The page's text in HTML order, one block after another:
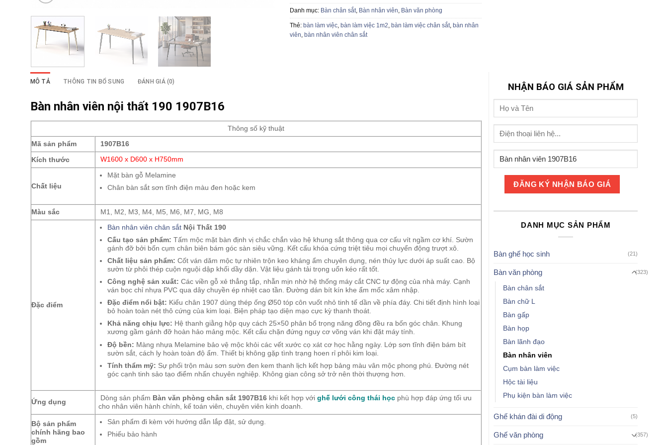
Danh mục: Bàn chân sắt, Bàn nhân viên, Bàn văn phòng
Thẻ: bàn làm việc, bàn làm việc 1m2, bàn làm việc chân sắt, bàn nhân
viên, bàn nhân viên chân sắt
MÔ TẢ THÔNG TIN BỔ SUNG ĐÁNH GIÁ (0)
Bàn nhân viên nội thất 190 1907B16
Thông số kỹ thuật
Mã sản phẩm 1907B16
Kích thước W1600 x D600 x H750mm
Chất liệu
Mặt bàn gỗ Melamine
Chân bàn sắt sơn tĩnh điện màu đen hoặc kem
Màu sắc M1, M2, M3, M4, M5, M6, M7, MG, M8
Đặc điểm
Bàn nhân viên chân sắt Nội Thất 190
Cấu tạo sản phẩm: Tấm mộc mặt bàn định vị chắc chắn vào hệ khung sắt thông qua cơ cấu vít ngầm cơ khí. Sườn
gánh đỡ bởi bốn cụm chân biên bám góc sàn siêu vững. Kết cấu khóa cứng triệt tiêu mọi chuyển động trượt xô.
Chất liệu sản phẩm: Cốt ván dăm mộc tự nhiên trộn keo kháng ẩm chuyên dụng, nén thủy lực dưới áp suất cao. Bộ
sườn từ phôi thép cuộn nguội dập khối dầy dặn. Vật liệu gánh tải trọng uốn kéo rất tốt.
Công nghệ sản xuất: Các viền gỗ xẻ thẳng tắp, nhẵn mịn nhờ hệ thống máy cắt CNC tự động của nhà máy. Cạnh
ván bọc chỉ nhựa PVC qua dây chuyền ép nhiệt cao tần. Đường dán bít kín khe ẩm mốc xâm nhập.
Đặc điểm nổi bật: Kiểu chân 1907 dùng thép ống Ø50 tóp côn vuốt nhỏ tinh tế dần về phía đáy. Chi tiết định hình loại
bỏ hoàn toàn nét thô cứng của kim loại. Biện pháp tạo diện mạo cực kỳ thanh thoát.
Khả năng chịu lực: Hệ thanh giằng hộp quy cách 25×50 phân bổ trọng năng đồng đều ra bốn góc chân. Khung
xương gầm gánh đỡ hoàn hảo mảng mộc. Kết cấu chặn đứng nguy cơ võng ván khi đặt máy tính.
Độ bền: Màng nhựa Melamine bảo vệ mộc khỏi các vết xước cọ xát cơ học hằng ngày. Lớp sơn tĩnh điện bám bít
sườn sắt, cách ly hoàn toàn độ ẩm. Thiết bị không gặp tình trạng hoen rỉ phôi kim loại.
Tính thẩm mỹ: Sự phối trộn màu sơn sườn đen kem thanh lịch kết hợp bảng màu vân mộc phong phú. Đường nét
góc cạnh tinh sảo tạo điểm nhấn chuyên nghiệp. Không gian công sở trở nên thời thượng hơn.
Ứng dụng
Dòng sản phẩm Bàn văn phòng chân sắt 1907B16 khi kết hợp vớighế lưới công thái học phù hợp đáp ứng tối ưu
cho nhân viên hành chính, kế toán viên, chuyên viên kinh doanh.
Bộ sản phẩm
chính hãng bao
gồm
Sản phẩm đi kèm với hướng dẫn lắp đặt, sử dụng.
Phiếu bảo hành
NHẬN BÁO GIÁ SẢN PHẨM
DANH MỤC SẢN PHẨM
Bàn ghế học sinh (21)
Bàn văn phòng (323)
Bàn chân sắt
Bàn chữ L
Bàn gấp
Bàn họp
Bàn lãnh đạo
Bàn nhân viên
Cụm bàn làm việc
Hộc tài liệu
Phụ kiện bàn làm việc
Ghế khán đài di động (5)
Ghế văn phòng (357)